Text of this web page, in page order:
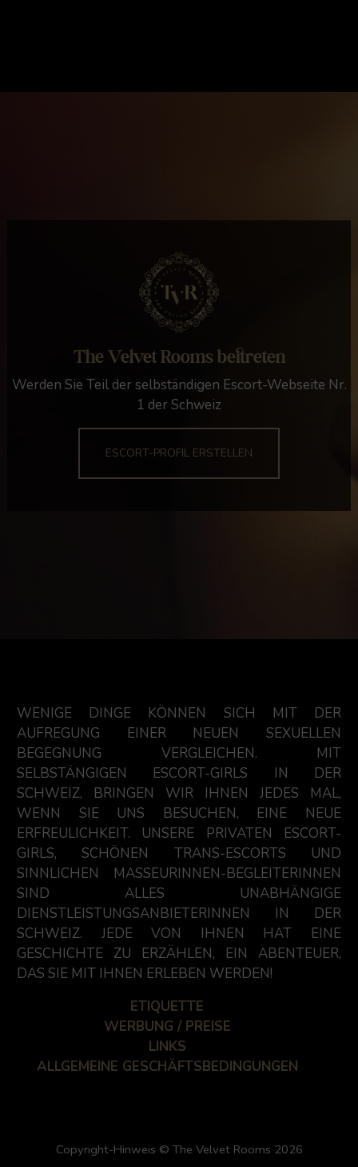
The Velvet Rooms beitreten
Werden Sie Teil der selbständigen Escort-Webseite Nr.
1 der Schweiz
ESCORT-PROFIL ERSTELLEN
WENIGE DINGE KÖNNEN SICH MIT DER
AUFREGUNG EINER NEUEN SEXUELLEN
BEGEGNUNG VERGLEICHEN. MIT
SELBSTÄNGIGEN ESCORT-GIRLS IN DER
SCHWEIZ, BRINGEN WIR IHNEN JEDES MAL,
WENN SIE UNS BESUCHEN, EINE NEUE
ERFREULICHKEIT. UNSERE PRIVATEN ESCORT-
GIRLS, SCHÖNEN TRANS-ESCORTS UND
SINNLICHEN MASSEURINNEN-BEGLEITERINNEN
SIND ALLES UNABHÄNGIGE
DIENSTLEISTUNGSANBIETERINNEN IN DER
SCHWEIZ. JEDE VON IHNEN HAT EINE
GESCHICHTE ZU ERZÄHLEN, EIN ABENTEUER,
DAS SIE MIT IHNEN ERLEBEN WERDEN!
ETIQUETTE
WERBUNG / PREISE
LINKS
ALLGEMEINE GESCHÄFTSBEDINGUNGEN
Copyright-Hinweis © The Velvet Rooms 2026